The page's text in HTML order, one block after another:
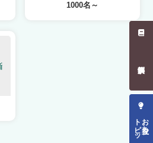
1000名～
お役立ち
トピックス